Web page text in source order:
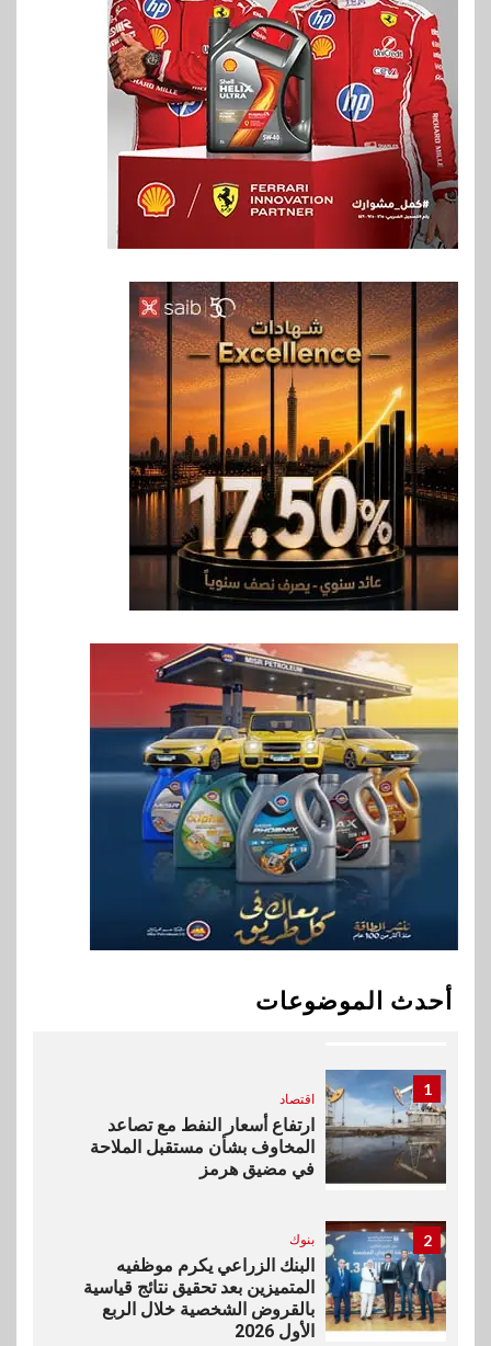
أحدث الموضوعات
6
بنوك
بنك QNB مصر يعزز جاهزية
المشروعات الصغيرة والمتوسطة
للنمو والتوسع
7 اخبار
فيكسد مصر و”حلول” تتشاركان
في تطوير أول منصة للسياحة
الصحية في مصر والشرق الأوسط
وأفريقيا Tour4Cure
8
سوق وصلة
هواوي: هاتف nova 15
Max بطارية ضخمة وتصميم متين
جهازًا مثاليًا للشباب
9 اقتصاد
إي اف چي فاينانس تستعرض
خطط نمو «بلد» لتعزيز حضورها
في سوق تحويلات المصريين
بالخارج
بيان توضيحي صادر عن شركة
ناتجاس
1
اقتصاد
ارتفاع أسعار النفط مع تصاعد
المخاوف بشأن مستقبل الملاحة
في مضيق هرمز
2 بنوك
البنك الزراعي يكرم موظفيه
المتميزين بعد تحقيق نتائج قياسية
بالقروض الشخصية خلال الربع
الأول 2026